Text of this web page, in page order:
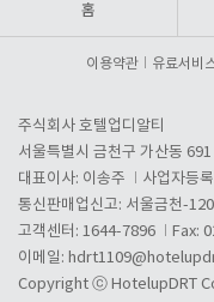
홈
이용약관 유료서비
주식회사 호텔업디알티
서울특별시 금천구 가산동
대표이사: 이송주
사업자등
통신판매업신고: 서울금천-
고객센터: 1644-7896
Fax:
이메일:
Copyright ⓒ HotelupDRT